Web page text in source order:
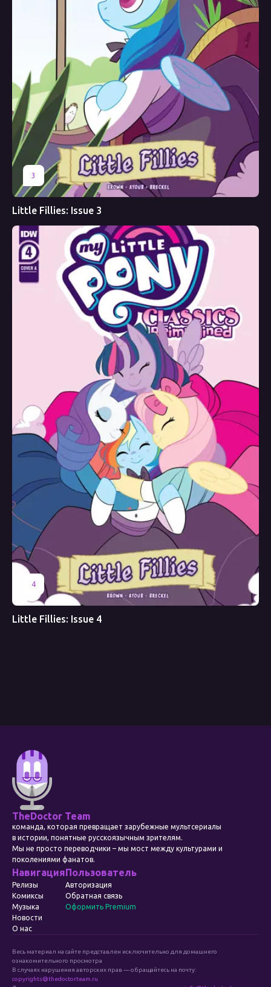
3
Little Fillies: Issue 3
4
Little Fillies: Issue 4
TheDoctor Team
команда, которая превращает зарубежные мультсериалы
в истории, понятные русскоязычным зрителям.
Мы не просто переводчики – мы мост между культурами и
поколениями фанатов.
Навигация
Релизы
Комиксы
Музыка
Новости
О нас
Пользователь
Авторизация
Обратная связь
Оформить Premium
Весь материал на сайте представлен исключительно для домашнего
ознакомительного просмотра
В случаях нарушения авторских прав — обращайтесь на почту:
copyrights@thedoctorteam.ru